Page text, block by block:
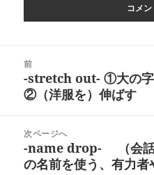
前
前
の
稿:
-stretch out- ①大の
②（洋服を）伸ばす
次ページへ
次
の
-name drop- （会話
の名前を使う、有力